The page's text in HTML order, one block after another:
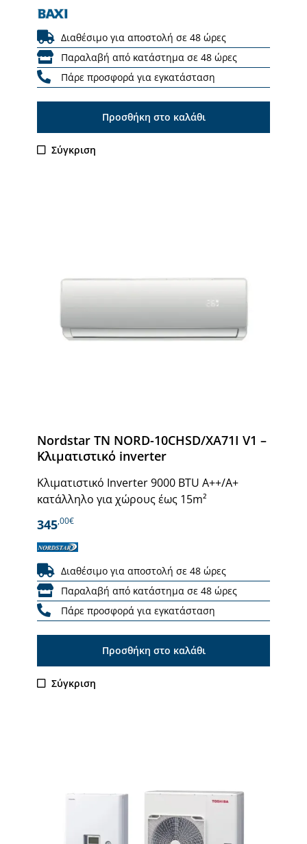
Διαθέσιμο για αποστολή σε 48 ώρες
Παραλαβή από κατάστημα σε 48 ώρες
Πάρε προσφορά για εγκατάσταση
Προσθήκη στο καλάθι
Σύγκριση
Nordstar TN NORD-10CHSD/XA71I V1 –
Κλιματιστικό inverter
Κλιματιστικό Inverter 9000 BTU A++/A+
κατάλληλο για χώρους έως 15m²
345,00€
Διαθέσιμο για αποστολή σε 48 ώρες
Παραλαβή από κατάστημα σε 48 ώρες
Πάρε προσφορά για εγκατάσταση
Προσθήκη στο καλάθι
Σύγκριση